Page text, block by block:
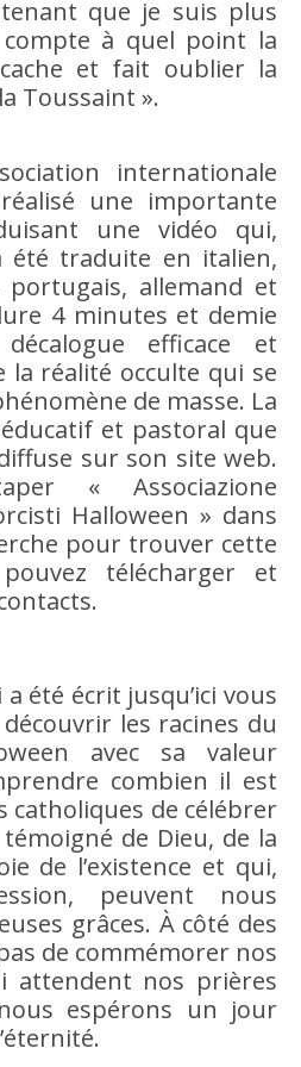
que je suis plus
à quel point la
cache et fait oublier la
Toussaint ».
internationale
une importante
une vidéo qui,
été traduite en italien,
portugais, allemand et
4 minutes et demie
efficace et
la réalité occulte qui se
de masse. La
et pastoral que
sur son site web.
« Associazione
Halloween » dans
pour trouver cette
télécharger et
a été écrit jusqu’ici vous
les racines du
avec sa valeur
combien il est
de célébrer
de Dieu, de la
de l’existence et qui,
peuvent nous
grâces. À côté des
de commémorer nos
attendent nos prières
espérons un jour